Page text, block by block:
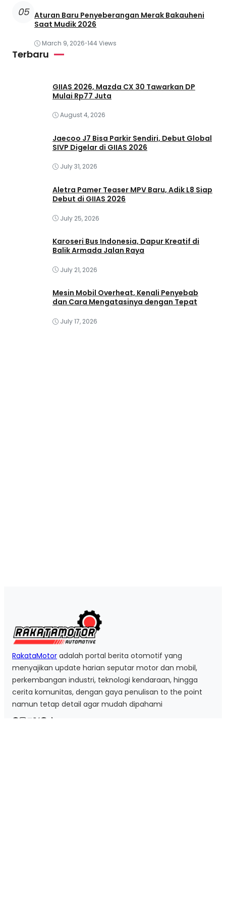
05 Aturan Baru Penyeberangan Merak Bakauheni
Saat Mudik 2026
March 9, 2026•144 Views
Terbaru
GIIAS 2026, Mazda CX 30 Tawarkan DP
Mulai Rp77 Juta
August 4, 2026
Jaecoo J7 Bisa Parkir Sendiri, Debut Global
SIVP Digelar di GIIAS 2026
July 31, 2026
Aletra Pamer Teaser MPV Baru, Adik L8 Siap
Debut di GIIAS 2026
July 25, 2026
Karoseri Bus Indonesia, Dapur Kreatif di
Balik Armada Jalan Raya
July 21, 2026
Mesin Mobil Overheat, Kenali Penyebab
dan Cara Mengatasinya dengan Tepat
July 17, 2026
RakataMotor adalah portal berita otomotif yang
menyajikan update harian seputar motor dan mobil,
perkembangan industri, teknologi kendaraan, hingga
cerita komunitas, dengan gaya penulisan to the point
namun tetap detail agar mudah dipahami